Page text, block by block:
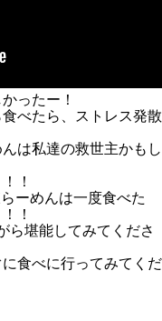
ったー！
べたら、ストレス発散
は私達の救世主かもし
！
ーめんは一度食べた
！
ら堪能してみてくださ
食べに行ってみてくだ